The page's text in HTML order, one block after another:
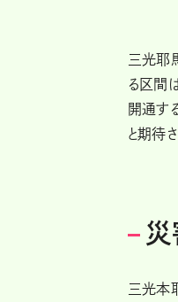
三光耶
る区間
開通す
と期待さ
災
三光本